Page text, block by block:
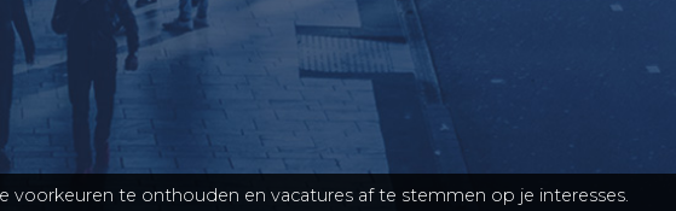
voorkeuren te onthouden en vacatures af te stemmen op je interesses.